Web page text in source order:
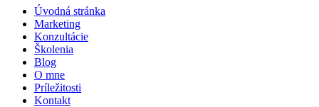
Úvodná stránka
Marketing
Konzultácie
Školenia
Blog
O mne
Príležitosti
Kontakt